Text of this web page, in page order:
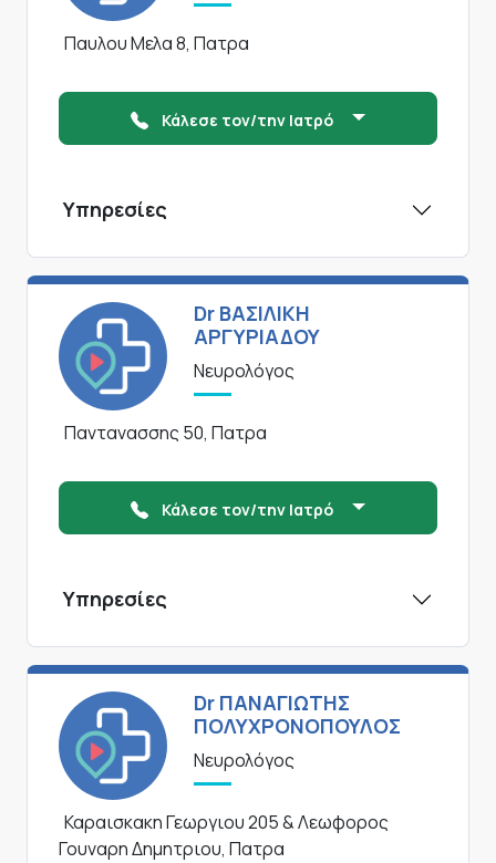
Παυλου Μελα 8, Πατρα
Κάλεσε τον/την Ιατρό
Υπηρεσίες
Dr ΒΑΣΙΛΙΚΗ
ΑΡΓΥΡΙΑΔΟΥ
Νευρολόγος
Παντανασσης 50, Πατρα
Κάλεσε τον/την Ιατρό
Υπηρεσίες
Dr ΠΑΝΑΓΙΩΤΗΣ
ΠΟΛΥΧΡΟΝΟΠΟΥΛΟΣ
Νευρολόγος
Καραισκακη Γεωργιου 205 & Λεωφορος
Γουναρη Δημητριου, Πατρα